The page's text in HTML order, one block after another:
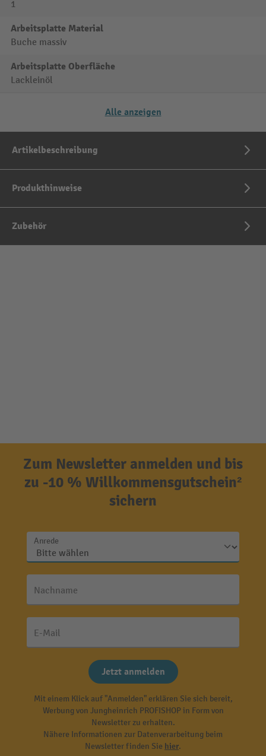
1
Arbeitsplatte Material
Buche massiv
Arbeitsplatte Oberfläche
Lackleinöl
Alle anzeigen
Artikelbeschreibung
Produkthinweise
Zubehör
Zum Newsletter anmelden und bis
zu -10 % Willkommensgutschein²
sichern
Anrede
Nachname
E-Mail
Jetzt anmelden
Mit einem Klick auf "Anmelden" erklären Sie sich bereit,
Werbung von Jungheinrich PROFISHOP in Form von
Newsletter zu erhalten.
Nähere Informationen zur Datenverarbeitung beim
Newsletter finden Sie hier.